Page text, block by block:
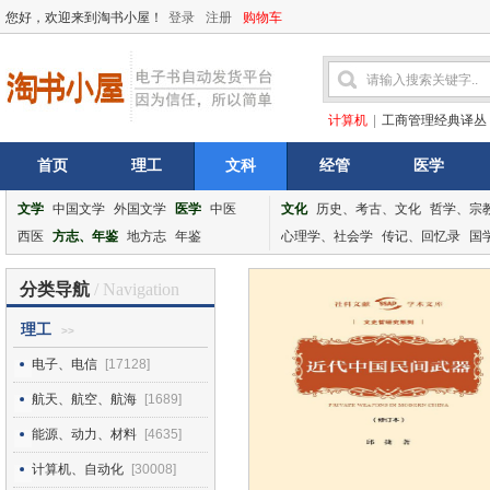
您好，欢迎来到淘书小屋！ 登录 注册 购物车
计算机 工商管理经典译丛
首页 理工 文科 经管 医学
文学 中国文学 外国文学 医学 中医
西医
方志、年鉴 地方志 年鉴
文化 历史、考古、文化 哲学、宗
心理学、社会学 传记、回忆录 国
分类导航 / Navigation
理工 >>
电子、电信 [17128]
航天、航空、航海 [1689]
能源、动力、材料 [4635]
计算机、自动化 [30008]